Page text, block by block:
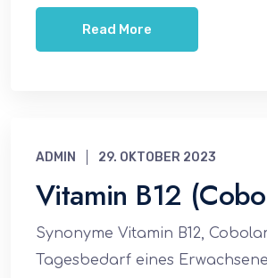
Read More
ADMIN 29. OKTOBER 2023
Vitamin B12
Synonyme Vitamin B12,
Tagesbedarf eines